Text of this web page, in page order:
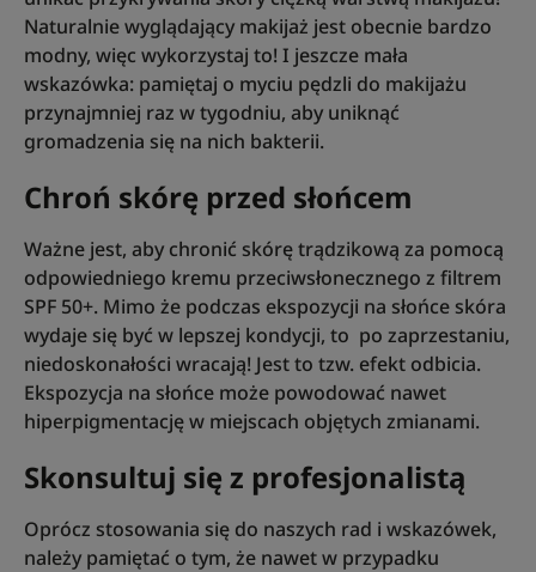
Naturalnie wyglądający makijaż jest obecnie bardzo
modny, więc wykorzystaj to! I jeszcze mała
wskazówka: pamiętaj o myciu pędzli do makijażu
przynajmniej raz w tygodniu, aby uniknąć
gromadzenia się na nich bakterii.
Chroń skórę przed słońcem
Ważne jest, aby chronić skórę trądzikową za pomocą
odpowiedniego kremu przeciwsłonecznego z filtrem
SPF 50+. Mimo że podczas ekspozycji na słońce skóra
wydaje się być w lepszej kondycji, to po zaprzestaniu,
niedoskonałości wracają! Jest to tzw. efekt odbicia.
Ekspozycja na słońce może powodować nawet
hiperpigmentację w miejscach objętych zmianami.
Skonsultuj się z profesjonalistą
Oprócz stosowania się do naszych rad i wskazówek,
należy pamiętać o tym, że nawet w przypadku